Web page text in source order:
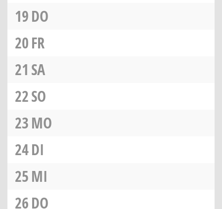
19DO
20FR
21 SA
22SO
23MO
24DI
25MI
26DO